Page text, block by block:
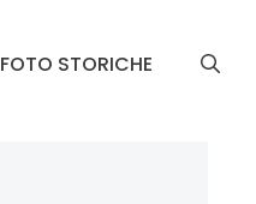
FOTO STORICHE